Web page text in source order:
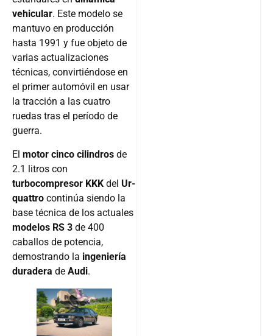
vehicular. Este modelo se
mantuvo en producción
hasta 1991 y fue objeto de
varias actualizaciones
técnicas, convirtiéndose en
el primer automóvil en usar
la tracción a las cuatro
ruedas tras el período de
guerra.
El motor cinco cilindros de
2.1 litros con
turbocompresor KKK del Ur-
quattro continúa siendo la
base técnica de los actuales
modelos RS 3 de 400
caballos de potencia,
demostrando la ingeniería
duradera de Audi.